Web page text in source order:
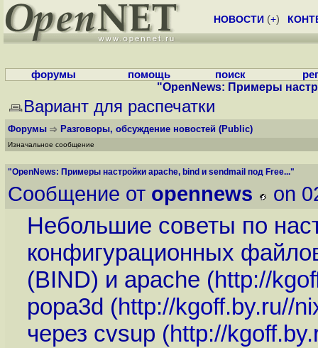
НОВОСТИ (+)
форумы помощь поиск
"OpenNews: Примеры
Вариант для распечатки
Форумы Разговоры, обсуждение новостей (Public)
Изначальное сообщение
"OpenNews: Примеры настройки apache, bind и sendmail под Free..."
Сообщение от opennews on
Небольшие советы по
конфигурационных
(BIND) и apache (http://
popa3d (http://kgoff.by.ru//
через cvsup (http://